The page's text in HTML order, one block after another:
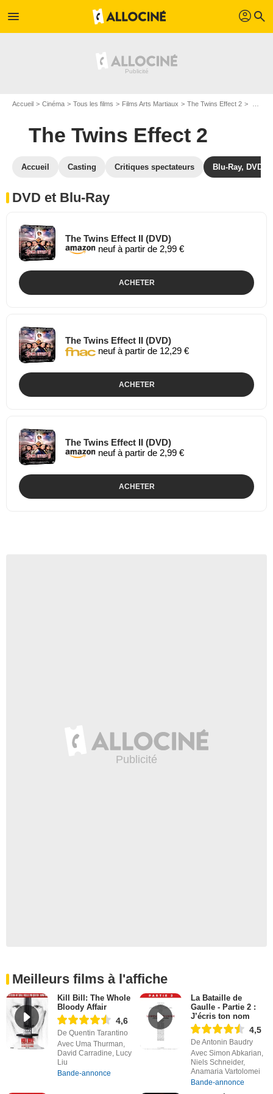
menu profil search
Accueil Cinéma Tous les films Films Arts Martiaux The Twins Effect 2
The Twins Effect 2
Accueil Casting Critiques spectateurs Blu-Ray, DVD
DVD et Blu-Ray
The Twins Effect II (DVD)
neuf à partir de 2,99 €
ACHETER
The Twins Effect II (DVD)
neuf à partir de 12,29 €
ACHETER
The Twins Effect II (DVD)
neuf à partir de 2,99 €
ACHETER
Meilleurs films à l'affiche
Kill Bill: The Whole
Bloody Affair
4,6
De Quentin Tarantino
Avec Uma Thurman,
David Carradine, Lucy
Liu
Bande-annonce
La Bataille de
Gaulle - Partie 2 :
J’écris ton nom
4,5
De Antonin Baudry
Avec Simon Abkarian,
Niels Schneider,
Anamaria Vartolomei
Bande-annonce